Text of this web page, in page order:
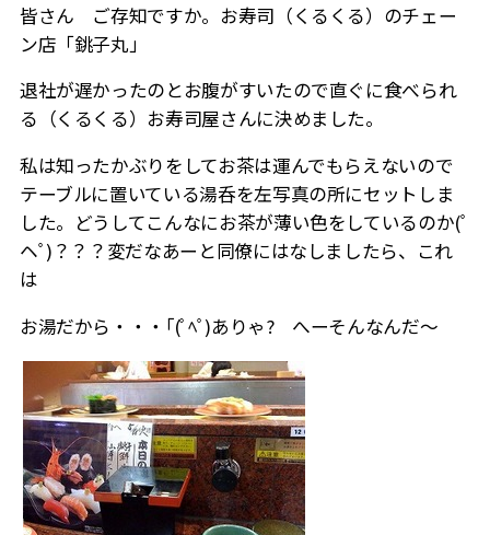
皆さん ご存知ですか。お寿司（くるくる）のチェー
ン店「銚子丸」
退社が遅かったのとお腹がすいたので直ぐに食べられ
る（くるくる）お寿司屋さんに決めました。
私は知ったかぶりをしてお茶は運んでもらえないので
テーブルに置いている湯呑を左写真の所にセットしま
した。どうしてこんなにお茶が薄い色をしているのか(ﾟ
ヘﾟ)？？？変だなあーと同僚にはなしましたら、これ
は
お湯だから・・・｢(ﾟﾍﾟ)ありゃ? へーそんなんだ～